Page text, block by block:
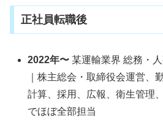
正社員転職後
2022年〜 某運輸業界 総務・
｜株主総会・取締役会運営、
計算、採用、広報、衛生管理
でほぼ全部担当